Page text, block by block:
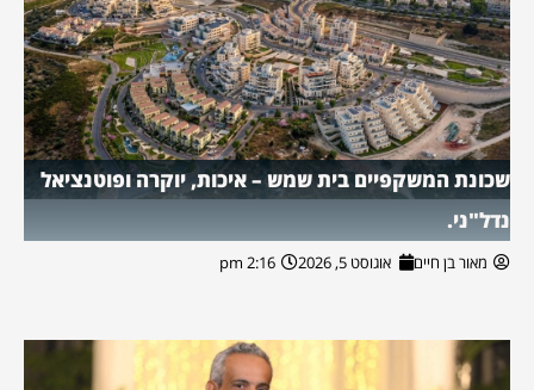
שכונת המשקפיים בית שמש – איכות, יוקרה ופוטנציאל
נדל"ני.
מאור בן חיים אוגוסט 5, 2026 2:16 pm